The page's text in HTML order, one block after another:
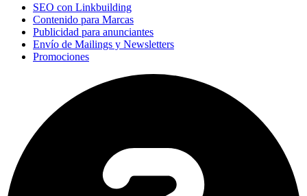
SEO con Linkbuilding
Contenido para Marcas
Publicidad para anunciantes
Envío de Mailings y Newsletters
Promociones